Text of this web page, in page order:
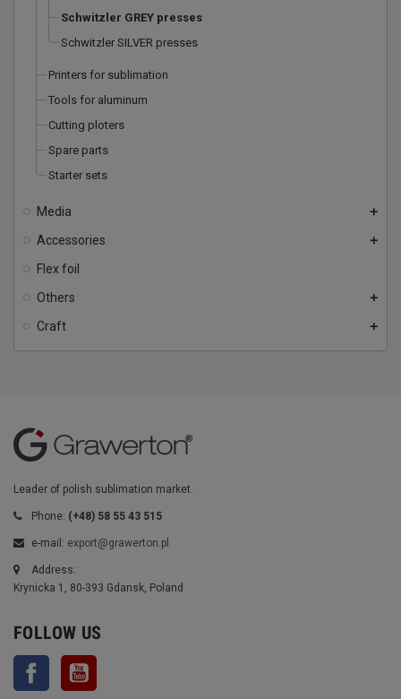
Schwitzler GREY presses
Schwitzler SILVER presses
Printers for sublimation
Tools for aluminum
Cutting ploters
Spare parts
Starter sets
Media add
Accessories add
Flex foil
Others
add
Craft add
Leader of polish sublimation market.
Phone: (+48) 58 55 43 515
e-mail: export@grawerton.pl
Address:
Krynicka 1, 80-393 Gdansk, Poland
FOLLOW US
Facebook